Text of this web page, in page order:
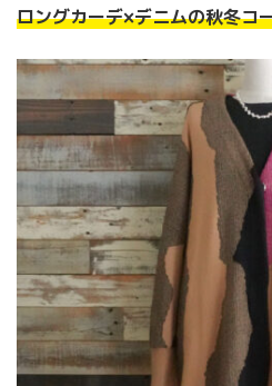
ロングカーデ×デニムの秋冬コ